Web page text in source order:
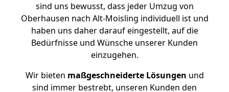
sind uns bewusst, dass jeder Umzug von
Oberhausen nach Alt-Moisling individuell ist und
haben uns daher darauf eingestellt, auf die
Bedürfnisse und Wünsche unserer Kunden
einzugehen.
Wir bieten maßgeschneiderte Lösungen und
sind immer bestrebt, unseren Kunden den